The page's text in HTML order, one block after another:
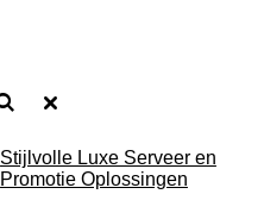
Stijlvolle Luxe Serveer en
Promotie Oplossingen